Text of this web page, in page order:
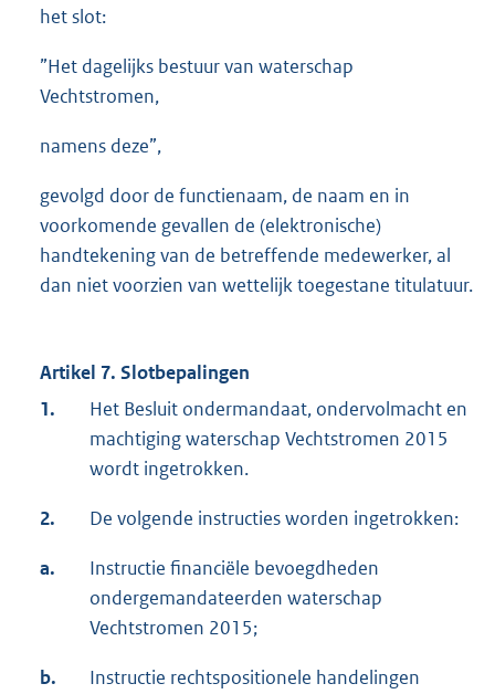
het slot:
”Het dagelijks bestuur van waterschap
Vechtstromen,
namens deze”,
gevolgd door de functienaam, de naam en in
voorkomende gevallen de (elektronische)
handtekening van de betreffende medewerker, al
dan niet voorzien van wettelijk toegestane titulatuur.
Artikel 7. Slotbepalingen
1.
Het Besluit ondermandaat, ondervolmacht en
machtiging waterschap Vechtstromen 2015
wordt ingetrokken.
2. De volgende instructies worden ingetrokken:
a.
Instructie financiële bevoegdheden
ondergemandateerden waterschap
Vechtstromen 2015;
b.
Instructie rechtspositionele handelingen